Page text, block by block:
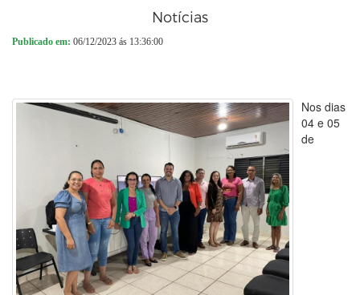
Notícias
Publicado em: 06/12/2023 ás 13:36:00
Nos dias
04 e 05
de